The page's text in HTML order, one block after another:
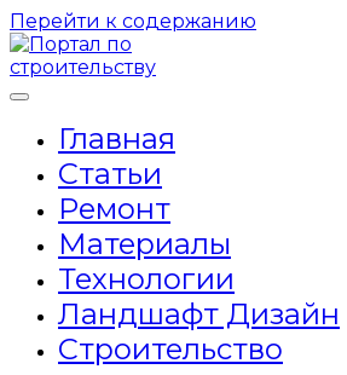
Перейти к содержанию
Главная
Статьи
Ремонт
Материалы
Технологии
Ландшафт Дизайн
Строительство